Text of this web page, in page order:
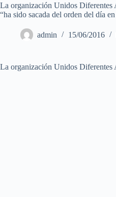
La organización Unidos
“ha sido sacada del orden del día
admin 15/06/2016
La organización Unidos Diferentes